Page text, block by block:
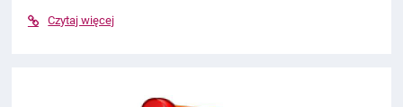
Czytaj więcej